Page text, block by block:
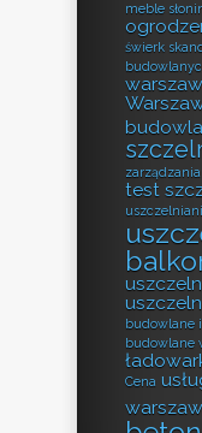
meble
świerk
test
budowlane
budowlane
Cena